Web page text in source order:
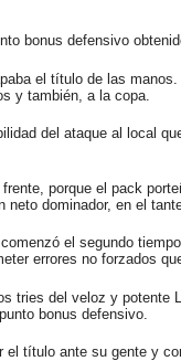
bonus defensivo
el título de las
y también, a la copa.
del ataque al local
porque el pack
dominador, en el
el segundo
errores no forzados
tries del veloz y potente
bonus defensivo.
título ante su gente y